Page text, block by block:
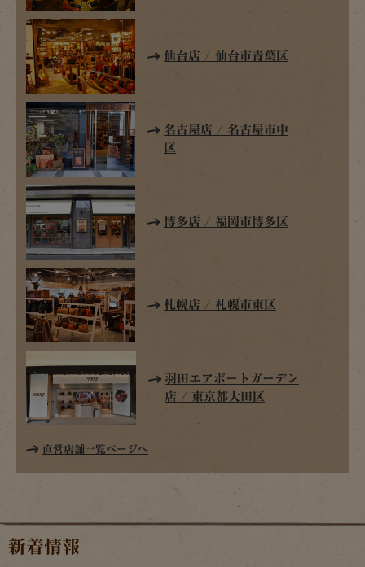
仙台店 / 仙台市青葉区
名古屋店 / 名古屋市中
区
博多店 / 福岡市博多区
札幌店 / 札幌市東区
羽田エアポートガーデン
店 / 東京都大田区
直営店舗一覧ページへ
新着情報